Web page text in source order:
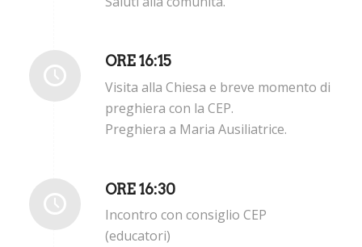
ORE 16:15
Visita alla Chiesa e breve momento di
preghiera con la CEP.
Preghiera a Maria Ausiliatrice.
ORE 16:30
Incontro con consiglio CEP
(educatori)